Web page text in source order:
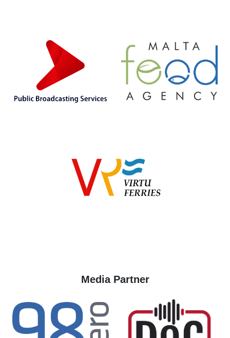
Media Partner